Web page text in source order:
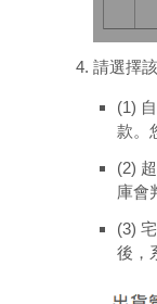
請選擇
(1)
款。
(2)
庫會
(3)
後，